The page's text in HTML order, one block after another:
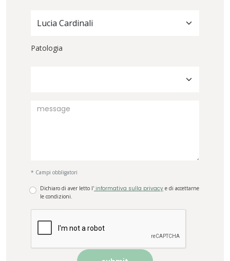
Lucia Cardinali
Patologia
* Campi obbligatori
Dichiaro di aver letto l' informativa sulla privacy e di accettarne
le condizioni.